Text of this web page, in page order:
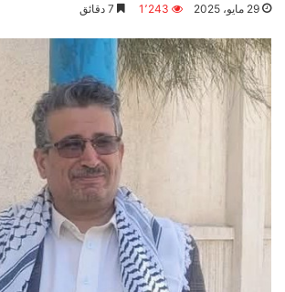
29 مايو، 2025 1٬243